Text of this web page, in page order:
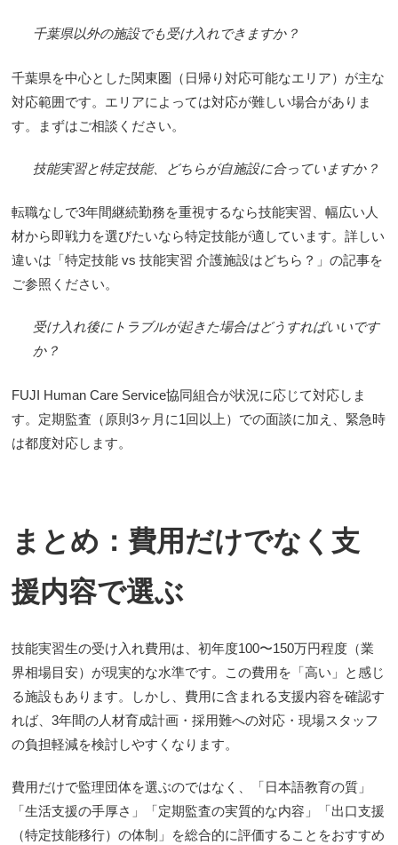
千葉県以外の施設でも受け入れできますか？
千葉県を中心とした関東圏（日帰り対応可能なエリア）が主な
対応範囲です。エリアによっては対応が難しい場合がありま
す。まずはご相談ください。
技能実習と特定技能、どちらが自施設に合っていますか？
転職なしで3年間継続勤務を重視するなら技能実習、幅広い人
材から即戦力を選びたいなら特定技能が適しています。詳しい
違いは「特定技能 vs 技能実習 介護施設はどちら？」の記事を
ご参照ください。
受け入れ後にトラブルが起きた場合はどうすればいいです
か？
FUJI Human Care Service協同組合が状況に応じて対応しま
す。定期監査（原則3ヶ月に1回以上）での面談に加え、緊急時
は都度対応します。
まとめ：費用だけでなく支
援内容で選ぶ
技能実習生の受け入れ費用は、初年度100〜150万円程度（業
界相場目安）が現実的な水準です。この費用を「高い」と感じ
る施設もあります。しかし、費用に含まれる支援内容を確認す
れば、3年間の人材育成計画・採用難への対応・現場スタッフ
の負担軽減を検討しやすくなります。
費用だけで監理団体を選ぶのではなく、「日本語教育の質」
「生活支援の手厚さ」「定期監査の実質的な内容」「出口支援
（特定技能移行）の体制」を総合的に評価することをおすすめ